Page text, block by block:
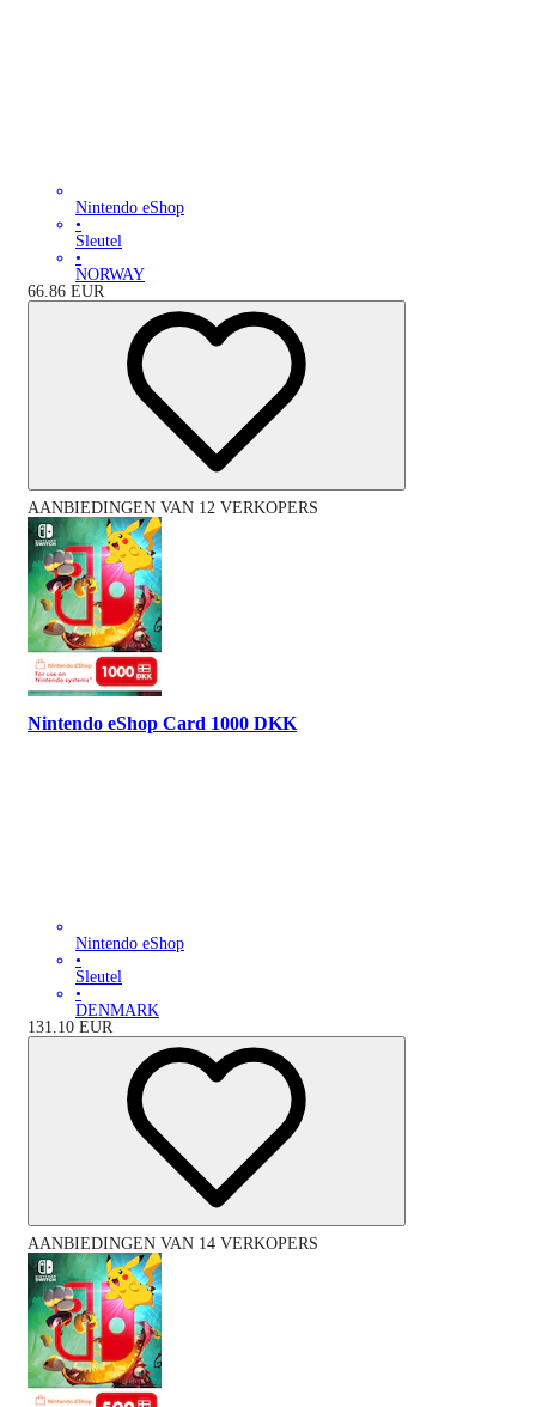
Nintendo eShop
•
Sleutel
•
NORWAY
66.86 EUR
AANBIEDINGEN VAN 12 VERKOPERS
Nintendo eShop Card 1000 DKK
Nintendo eShop
•
Sleutel
•
DENMARK
131.10 EUR
AANBIEDINGEN VAN 14 VERKOPERS